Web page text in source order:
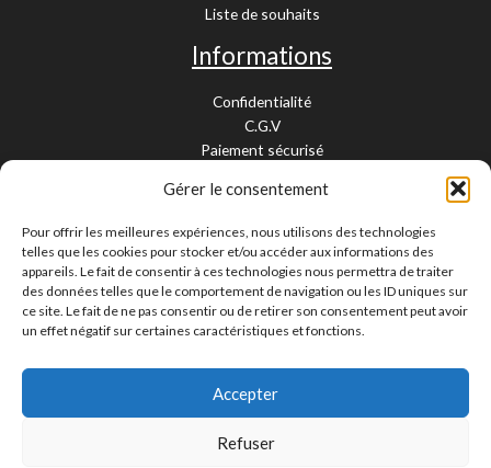
Gérer le consentement
Pour offrir les meilleures expériences, nous utilisons des technologies
telles que les cookies pour stocker et/ou accéder aux informations des
appareils. Le fait de consentir à ces technologies nous permettra de traiter
des données telles que le comportement de navigation ou les ID uniques sur
ce site. Le fait de ne pas consentir ou de retirer son consentement peut avoir
un effet négatif sur certaines caractéristiques et fonctions.
Accepter
Refuser
Liste de souhaits
Informations
Confidentialité
C.G.V
Paiement sécurisé
Livraison et retour
Mentions légales
Cookies
Contact
Paiement sécurisé
Livraison 24/48H et 10/15 jours